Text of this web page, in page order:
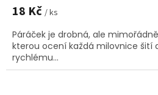
18 Kč / ks
Páráček je drobná, ale
kterou ocení každá milovnice šití
rychlému...